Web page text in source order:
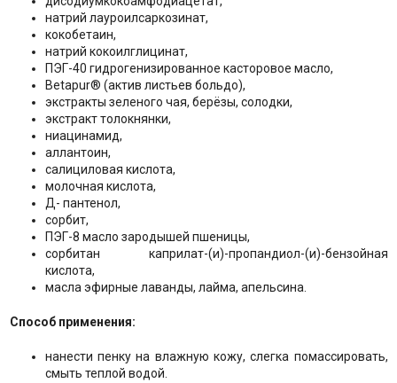
натрий лауроилсаркозинат,
кокобетаин,
натрий кокоилглицинат,
ПЭГ-40 гидрогенизированное касторовое масло,
Betapur® (актив листьев больдо),
экстракты зеленого чая, берёзы, солодки,
экстракт толокнянки,
ниацинамид,
аллантоин,
салициловая кислота,
молочная кислота,
Д- пантенол,
сорбит,
ПЭГ-8 масло зародышей пшеницы,
сорбитан каприлат-(и)-пропандиол-(и)-бензойная
кислота,
масла эфирные лаванды, лайма, апельсина.
Способ применения:
нанести пенку на влажную кожу, слегка помассировать,
смыть теплой водой.